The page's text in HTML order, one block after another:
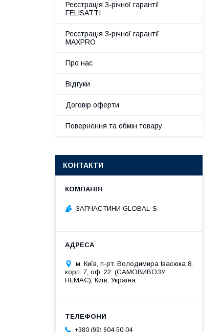
Реєстрація 3-річної гарантії
FELISATTI
Реєстрація 3-річної гарантії
MAXPRO
Про нас
Відгуки
Договір оферти
Повернення та обмін товару
КОНТАКТИ
ЗАПЧАСТИНИ GLOBAL-S
м. Київ, п-рт. Володимира Івасюка 8,
корп. 7, оф. 22. (САМОВИВОЗУ
НЕМАЄ), Київ, Україна
+380 (99) 604-50-04